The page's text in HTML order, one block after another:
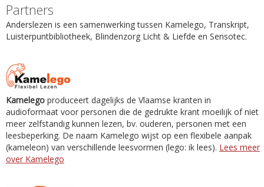
Partners
Anderslezen is een samenwerking tussen Kamelego, Transkript,
Luisterpuntbibliotheek, Blindenzorg Licht & Liefde en Sensotec.
Kamelego produceert dagelijks de Vlaamse kranten in
audioformaat voor personen die de gedrukte krant moeilijk of niet
meer zelfstandig kunnen lezen, bv. ouderen, personen met een
leesbeperking. De naam Kamelego wijst op een flexibele aanpak
(kameleon) van verschillende leesvormen (lego: ik lees). Lees meer
over Kamelego